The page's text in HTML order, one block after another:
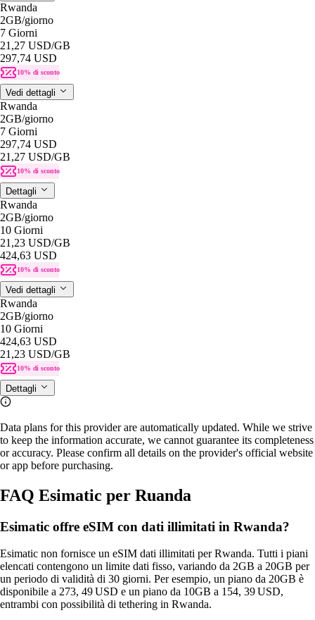
Rwanda
2GB/giorno
7 Giorni
21,27 USD/GB
297,74 USD
10% di sconto
Vedi dettagli
Rwanda
2GB/giorno
7 Giorni
297,74 USD
21,27 USD/GB
10% di sconto
Dettagli
Rwanda
2GB/giorno
10 Giorni
21,23 USD/GB
424,63 USD
10% di sconto
Vedi dettagli
Rwanda
2GB/giorno
10 Giorni
424,63 USD
21,23 USD/GB
10% di sconto
Dettagli
Data plans for this provider are automatically updated. While we strive
to keep the information accurate, we cannot guarantee its completeness
or accuracy. Please confirm all details on the provider's official website
or app before purchasing.
FAQ Esimatic per Ruanda
Esimatic offre eSIM con dati illimitati in Rwanda?
Esimatic non fornisce un eSIM dati illimitati per Rwanda. Tutti i piani
elencati contengono un limite dati fisso, variando da 2GB a 20GB per
un periodo di validità di 30 giorni. Per esempio, un piano da 20GB è
disponibile a 273, 49 USD e un piano da 10GB a 154, 39 USD,
entrambi con possibilità di tethering in Rwanda.